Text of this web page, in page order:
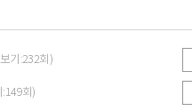
기:232회)
회)